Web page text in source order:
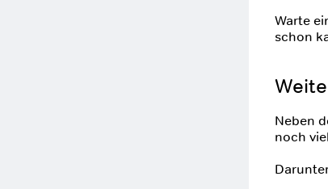
Warte
schon
Neben
noch